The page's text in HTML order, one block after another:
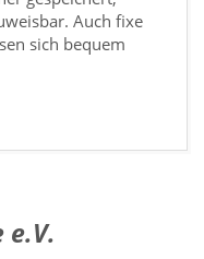
Auch fixe
sich bequem
e.V.